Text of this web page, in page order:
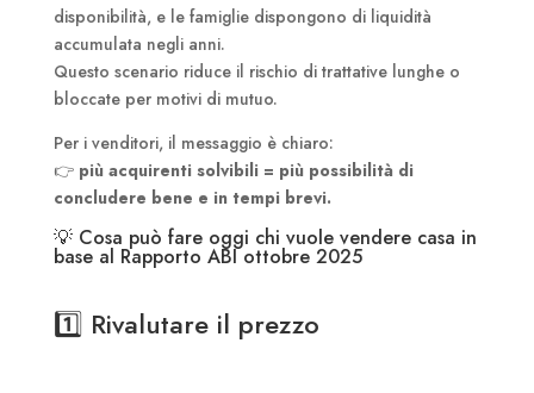
disponibilità, e le famiglie dispongono di liquidità
accumulata negli anni.
Questo scenario riduce il rischio di trattative lunghe o
bloccate per motivi di mutuo.
Per i venditori, il messaggio è chiaro:
👉 più acquirenti solvibili = più possibilità di
concludere bene e in tempi brevi.
💡 Cosa può fare oggi chi vuole vendere casa in
base al Rapporto ABI ottobre 2025
1️⃣ Rivalutare il prezzo